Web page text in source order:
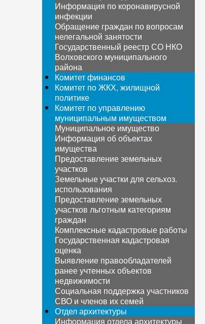
Информация по коронавирусной
инфекции
Обращение граждан по вопросам
нелегальной занятости
Государственный реестр СО НКО
Волховского муниципального
района
Комитет финансов
Комитет по ЖКХ, жилищной
политике
Комитет по управлению
муниципальным имуществом
Муниципальное имущество
Информация об объектах
имущества
Предоставление земельных
участков
Земельные участки для сельхоз.
использования
Предоставление земельных
участков льготным категориям
граждан
Комплексные кадастровые работы
Государственная кадастровая
оценка
Выявление правообладателей
ранее учтенных объектов
недвижимости
Социальная поддержка участников
СВО и членов их семей
Отдел архитектуры
Информация отдела архитектуры